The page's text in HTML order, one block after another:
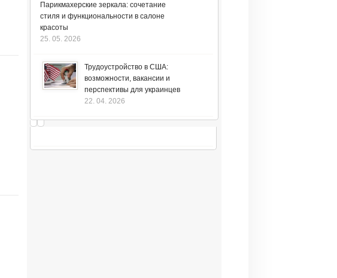
Парикмахерские зеркала: сочетание
стиля и функциональности в салоне
красоты
25. 05. 2026
Трудоустройство в США:
возможности, вакансии и
перспективы для украинцев
22. 04. 2026